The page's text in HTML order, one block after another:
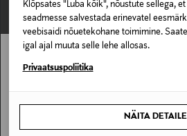
Klõpsates "Luba kõik", nõustute sellega,
seadmesse salvestada erinevatel
veebisaidi nõuetekohane toimimine.
igal ajal muuta selle lehe allosas.
Privaatsuspoliitika
NÄITA DETAILE
EELIS KUPONGIGA
CASA STOCKMANN
Keraamiline vaas Tall Willow
Original Price
49,90 €
CASA
Stockmann pole Sinu riigis
SAAN ARU